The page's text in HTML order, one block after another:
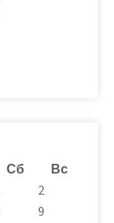
Сб
Вс
2
9